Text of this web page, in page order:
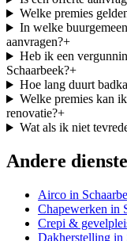
Welke premies
In welke
aanvragen?+
Heb ik een
Schaarbeek?+
Hoe lang duurt
Welke premies kan
renovatie?+
Wat als ik niet
Andere
Airco in
Chapewerken in
Crepi &
Dakherstelling in